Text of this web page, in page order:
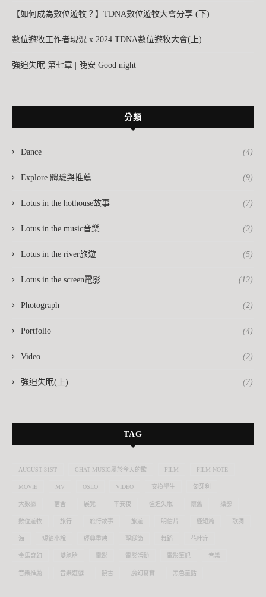
【如何成為數位遊牧？】TDNA數位遊牧大會分享 (下)
數位遊牧工作者現況 x 2024 TDNA數位遊牧大會(上)
強迫失眠 第七章 | 晚安 Good night
分類
Dance (4)
Explore 體驗與推薦 (9)
Lotus in the hothouse故事 (7)
Lotus in the music音樂 (2)
Lotus in the river旅遊 (5)
Lotus in the screen電影 (12)
Photograph (2)
Portfolio (4)
Video (2)
強迫失眠(上) (7)
TAG
AUGUST 31ST CHAT MUSIC屬於今天的歌 FILM FILM NOTE
MOVIE MV OSLO VIDEO 交換學生 匈牙利
大數據 宿舍 展覽 平安夜 強迫失眠 懷舊 攝影
數位遊牧 旅行 旅行故事 旅遊 明信片 極短篇 歌詞
海 短篇小說 經典重映 聖誕節 舞蹈 花吐症
金馬奇幻 雙胞胎 電影 電影活動 電影筆記 音樂
音樂推薦 音樂遊戲 饒舌 魔幻寫實 黑色童話